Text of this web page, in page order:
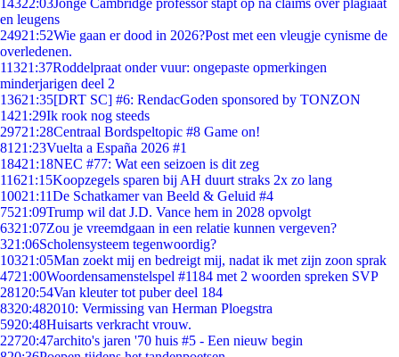
14322:03Jonge Cambridge professor stapt op na claims over plagiaat
en leugens
24921:52Wie gaan er dood in 2026?Post met een vleugje cynisme de
overledenen.
11321:37Roddelpraat onder vuur: ongepaste opmerkingen
minderjarigen deel 2
13621:35[DRT SC] #6: RendacGoden sponsored by TONZON
1421:29Ik rook nog steeds
29721:28Centraal Bordspeltopic #8 Game on!
81 21:23Vuelta a España 2026 #1
18421:18NEC #77: Wat een seizoen is dit zeg
11621:15Koopzegels sparen bij AH duurt straks 2x zo lang
10021:11De Schatkamer van Beeld & Geluid #4
7521:09Trump wil dat J.D. Vance hem in 2028 opvolgt
6321:07Zou je vreemdgaan in een relatie kunnen vergeven?
321:06Scholensysteem tegenwoordig?
10321:05Man zoekt mij en bedreigt mij, nadat ik met zijn zoon sprak
4721:00Woordensamenstelspel #1184 met 2 woorden spreken SVP
281 20:54Van kleuter tot puber deel 184
8320:482010: Vermissing van Herman Ploegstra
5920:48Huisarts verkracht vrouw.
22720:47archito's jaren '70 huis #5 - Een nieuw begin